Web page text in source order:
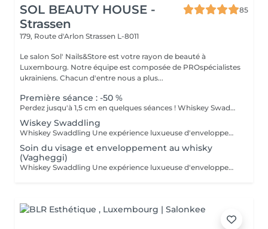
SOL BEAUTY HOUSE -
Strassen
85
179, Route d'Arlon Strassen L-8011
Le salon Sol' Nails&Store est votre rayon de beauté à
Luxembourg. Notre équipe est composée de PROspécialistes
ukrainiens. Chacun d'entre nous a plus...
Première séance : -50 %
Perdez jusqu'à 1,5 cm en quelques séances ! Whiskey Swaddling - Une expérience de soin corporel luxueuse en institut Envie de vous faire plaisir tout en obtenant de vrais résultats ? Notre soin Whiskey Swaddling est bien plus qu'un simple enveloppement corporel : c'est un rituel complet conçu pour détoxifier, tonifier et nourrir votre peau en profondeur. Nous adaptons l'enveloppement à vos besoins à l'aide de formules riches en actifs, puis nous vous enveloppons dans des bandages, un film et de la chaleur pour optimiser les résultats. Le doux contraste de température, associé à des actifs puissants, fait des merveilles, et les résultats parlent d'eux-mêmes : Bienfaits : Détoxification du corps et perte de centimètres Une peau plus ferme et plus lisse Amélioration de la tonicité et de la circulation Envie d'enrichir votre expérience ? Ajoutez un soin du visage pendant l'enveloppement et un massage de drainage lymphatique après celui-ci pour booster la détoxification, améliorer la circulation et doubler l'efficacité de votre soin. Faites de ce moment une expérience pour tout le corps !
Wiskey Swaddling
Whiskey Swaddling Une expérience luxueuse d'enveloppement corporel digne d'un spa Envie de vous faire plaisir tout en obtenant de véritables résultats ? Notre soin « Whiskey Swaddling » est bien plus qu'un simple enveloppement corporel : c'est un rituel complet conçu pour détoxifier, tonifier et nourrir votre peau en profondeur. Nous adaptons l'enveloppement à vos besoins à l'aide de formules riches en principes actifs, puis nous vous enveloppons dans des bandages, un film plastique et une source de chaleur pour optimiser les résultats. Le doux contraste de température, associé à des actifs puissants, fait des merveilles et les résultats parlent d'eux-mêmes : Bienfaits : Détoxification du corps et perte de centimètres Une peau plus ferme et plus lisse Amélioration de la tonicité et de la circulation sanguine
Soin du visage et enveloppement au whisky
(Vagheggi)
Whiskey Swaddling Une expérience luxueuse d'enveloppement corporel en spa Envie de vous faire plaisir tout en obtenant de véritables résultats ? Notre Whiskey Swaddling est bien plus qu'un simple enveloppement corporel : c'est un rituel complet conçu pour détoxifier, tonifier et nourrir votre peau en profondeur. Nous adaptons l'enveloppement à vos besoins à l'aide de formules riches en principes actifs, puis nous vous enveloppons dans des bandages, un film plastique et une source de chaleur pour optimiser les résultats. Le doux contraste de température, associé à des actifs puissants, fait des merveilles et les résultats parlent d'eux-mêmes : Bienfaits : Détoxification du corps et perte de centimètres Une peau plus ferme et plus lisse Amélioration de la tonicité et de la circulation sanguine Envie d'enrichir votre expérience ? Pendant que votre corps se détend, pourquoi ne pas prendre soin de votre visage également ? Nous vous recommandons un soin du visage nourrissant utilisant les produits de soin professionnels Vagheggi.